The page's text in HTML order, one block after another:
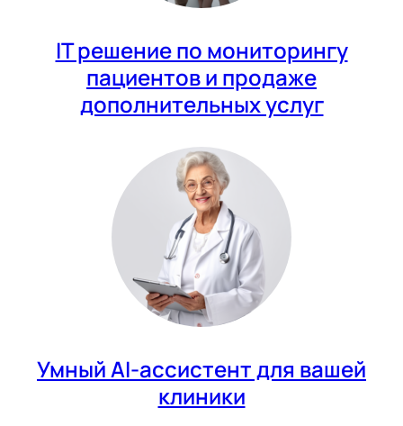
IT решение по мониторингу
пациентов и продаже
дополнительных услуг
Умный AI-ассистент для вашей
клиники